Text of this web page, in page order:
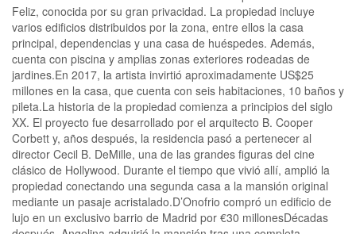
Feliz, conocida por su gran privacidad. La propiedad incluye
varios edificios distribuidos por la zona, entre ellos la casa
principal, dependencias y una casa de huéspedes. Además,
cuenta con piscina y amplias zonas exteriores rodeadas de
jardines.En 2017, la artista invirtió aproximadamente US$25
millones en la casa, que cuenta con seis habitaciones, 10 baños y
pileta.La historia de la propiedad comienza a principios del siglo
XX. El proyecto fue desarrollado por el arquitecto B. Cooper
Corbett y, años después, la residencia pasó a pertenecer al
director Cecil B. DeMille, una de las grandes figuras del cine
clásico de Hollywood. Durante el tiempo que vivió allí, amplió la
propiedad conectando una segunda casa a la mansión original
mediante un pasaje acristalado.D’Onofrio compró un edificio de
lujo en un exclusivo barrio de Madrid por €30 millonesDécadas